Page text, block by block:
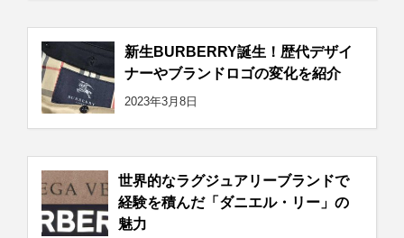
新生BURBERRY誕生！歴代デザイ
ナーやブランドロゴの変化を紹介
2023年3月8日
世界的なラグジュアリーブランドで
経験を積んだ「ダニエル・リー」の
魅力